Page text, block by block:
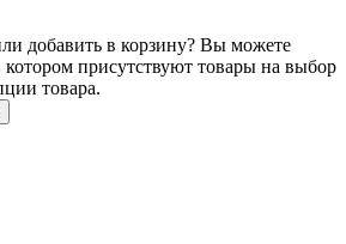
добавить в корзину? Вы можете
котором присутствуют товары на выбор
товара.